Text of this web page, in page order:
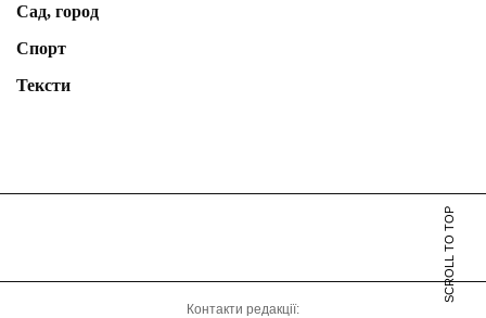
Сад, город
Спорт
Тексти
SCROLL TO TOP
Контакти редакції: